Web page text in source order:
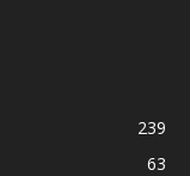
239
63